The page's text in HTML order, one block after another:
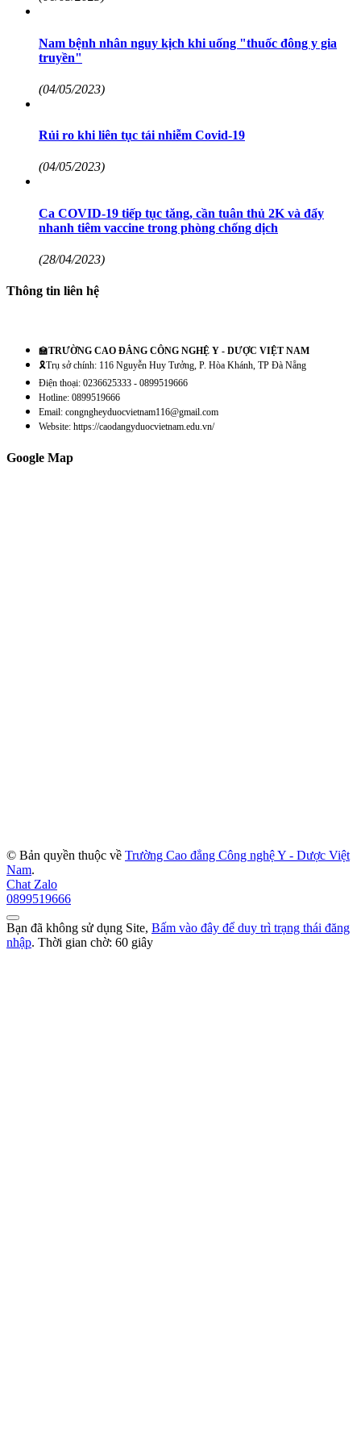
Nam bệnh nhân nguy kịch khi uống "thuốc đông y gia
truyền"
(04/05/2023)
Rủi ro khi liên tục tái nhiễm Covid-19
(04/05/2023)
Ca COVID-19 tiếp tục tăng, cần tuân thủ 2K và đẩy
nhanh tiêm vaccine trong phòng chống dịch
(28/04/2023)
Thông tin liên hệ
🏫TRƯỜNG CAO ĐẲNG CÔNG NGHỆ Y - DƯỢC VIỆT NAM
🎗️Trụ sở chính: 116 Nguyễn Huy Tưởng, P. Hòa Khánh, TP Đà Nẵng
Điện thoại: 0236625333 - 0899519666
Hotline: 0899519666
Email: congngheyduocvietnam116@gmail.com
Website: https://caodangyduocvietnam.edu.vn/
Google Map
© Bản quyền thuộc về Trường Cao đẳng Công nghệ Y - Dược Việt
Nam.
Chat Zalo
0899519666
Bạn đã không sử dụng Site, Bấm vào đây để duy trì trạng thái đăng
nhập. Thời gian chờ: 60 giây